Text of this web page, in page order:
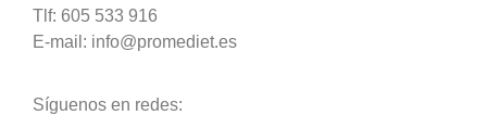
Tlf: 605 533 916
E-mail: info@promediet.es
Síguenos en redes: